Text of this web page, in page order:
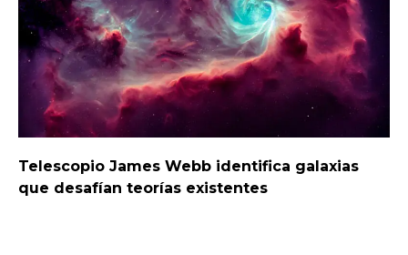
Telescopio James Webb identifica galaxias
que desafían teorías existentes